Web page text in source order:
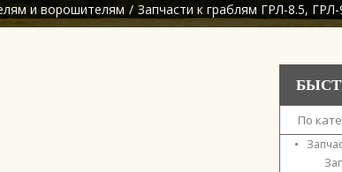
и ворошителям / Запчасти к граблям ГРЛ-8.5, ГРЛ-
По